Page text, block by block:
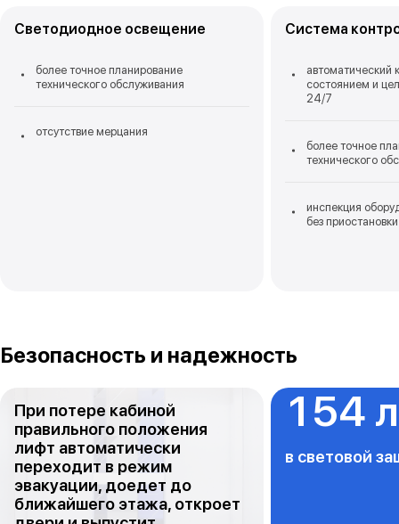
Светодиодное освещение
более точное планирование
технического обслуживания
отсутствие мерцания
Система
автоматический
состоянием и
24/7
более точное
технического
инспекция
без
Безопасность и надежность
При потере кабиной
правильного положения
лифт автоматически
переходит в режим
эвакуации, доедет до
ближайшего этажа, откроет
154
в световой